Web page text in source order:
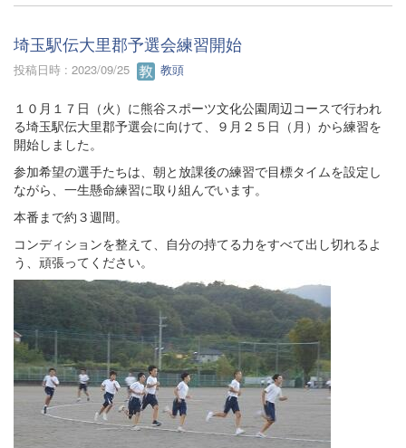
埼玉駅伝大里郡予選会練習開始
投稿日時 : 2023/09/25 教頭
１０月１７日（火）に熊谷スポーツ文化公園周辺コースで行われ
る埼玉駅伝大里郡予選会に向けて、９月２５日（月）から練習を
開始しました。
参加希望の選手たちは、朝と放課後の練習で目標タイムを設定し
ながら、一生懸命練習に取り組んでいます。
本番まで約３週間。
コンディションを整えて、自分の持てる力をすべて出し切れるよ
う、頑張ってください。